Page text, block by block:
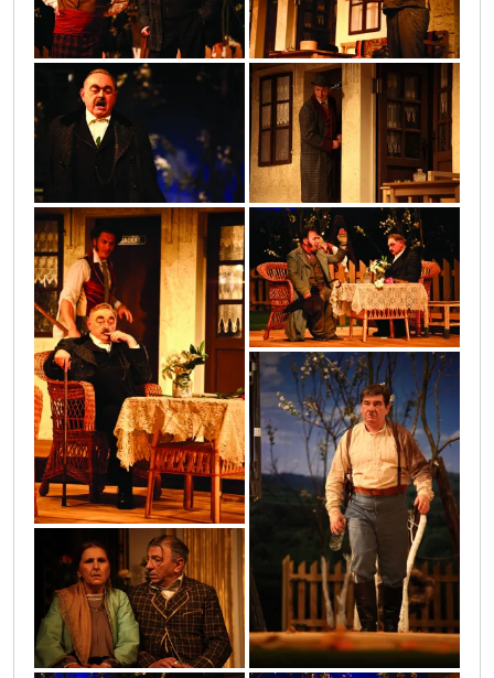
img_5744 8
img_5182
img_5418
9
14